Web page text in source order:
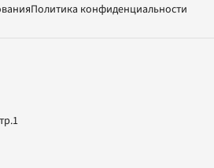
Политика конфиденциальности